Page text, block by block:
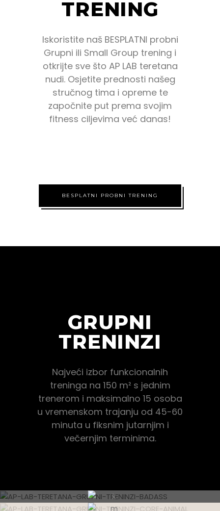
TRENING
Iskoristite naš BESPLATNI probni
Grupni ili Small Group trening i
otkrijte sve što AP LAB teretana
nudi. Osjetite prednosti našeg
stručnog tima i opreme te
započnite put prema svojim
fitness ciljevima već danas!
BESPLATNI PROBNI TRENING
GRUPNI
TRENINZI
Najveći izbor funkcionalnih
treninga na 150 m² s jednim
trenerom i maksimalno 15 osoba
u vremenskom trajanju od 45-60
minuta u fiksnim jutarnjim i
večernjim terminima.